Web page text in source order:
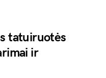
tatuiruotės
ir